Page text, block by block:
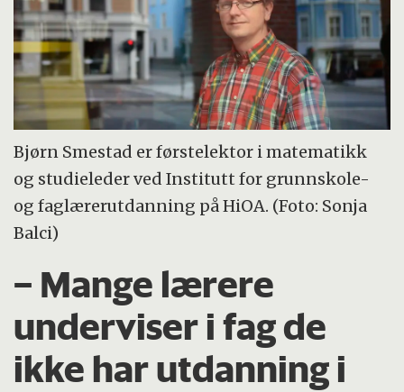
Bjørn Smestad er førstelektor i matematikk
og studieleder ved Institutt for grunnskole-
og faglærerutdanning på HiOA. (Foto: Sonja
Balci)
– Mange lærere
underviser i fag de
ikke har utdanning i